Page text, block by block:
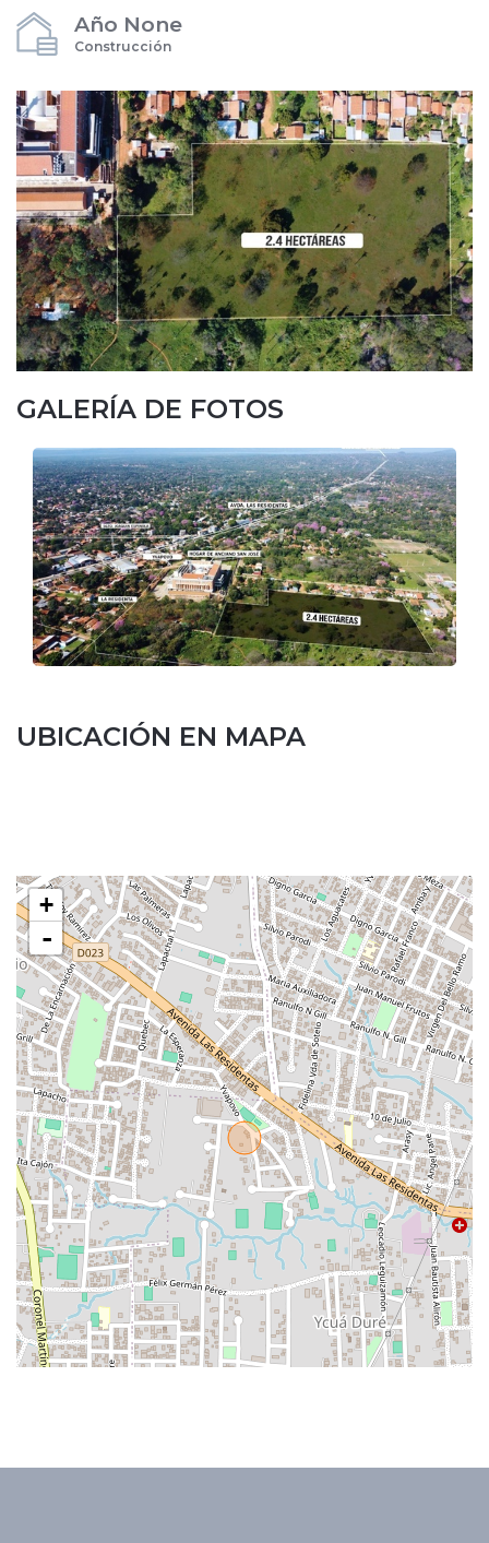
Año None
Construcción
GALERÍA DE FOTOS
UBICACIÓN EN MAPA
+
-